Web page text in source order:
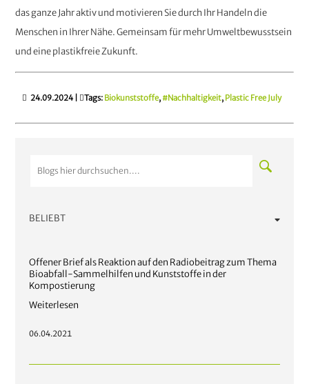
das ganze Jahr aktiv und motivieren Sie durch Ihr Handeln die
Menschen in Ihrer Nähe. Gemeinsam für mehr Umweltbewusstsein
und eine plastikfreie Zukunft.
24.09.2024 Tags: Biokunststoffe, #Nachhaltigkeit, Plastic Free July
BELIEBT
Offener Brief als Reaktion auf den Radiobeitrag zum Thema
Bioabfall-Sammelhilfen und Kunststoffe in der
Kompostierung
Weiterlesen
06.04.2021